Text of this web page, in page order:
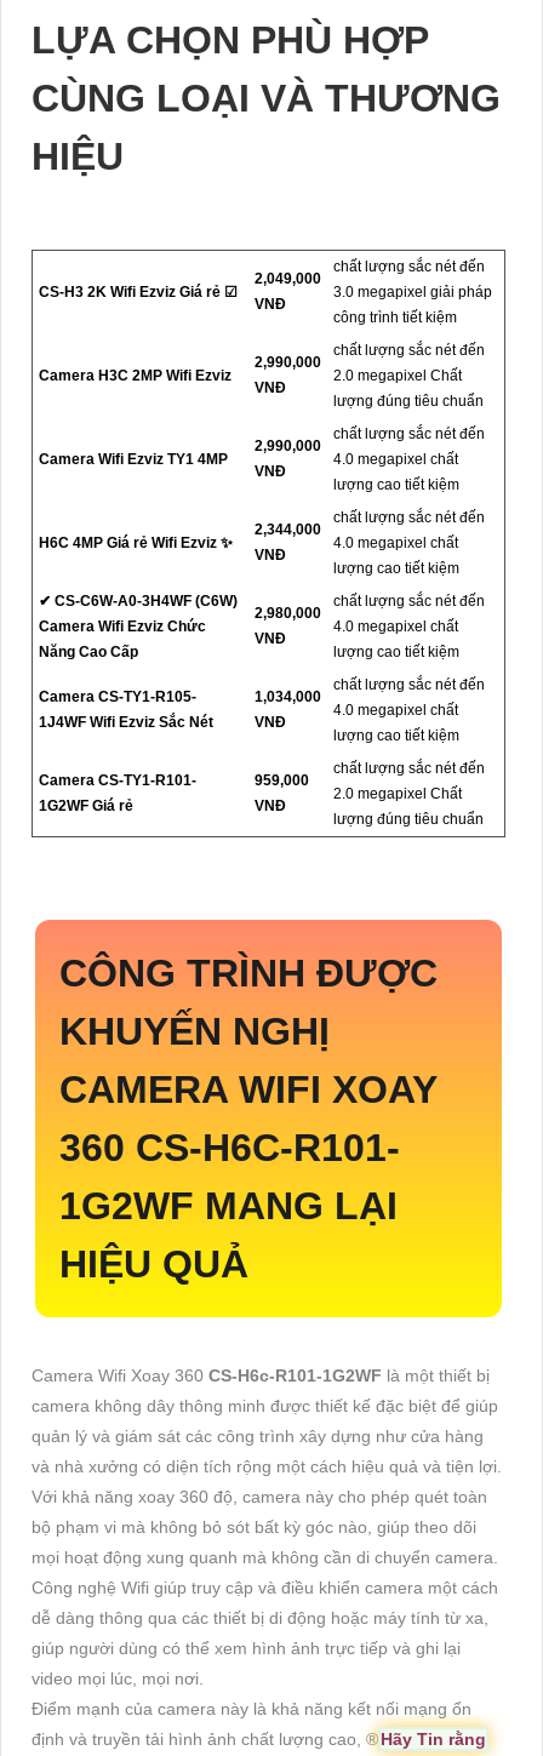
LỰA CHỌN PHÙ HỢP
CÙNG LOẠI VÀ THƯƠNG
HIỆU
CS-H3 2K Wifi Ezviz Giá rẻ ☑
2,049,000
VNĐ
chất lượng sắc nét đến
3.0 megapixel giải pháp
công trình tiết kiệm
Camera H3C 2MP Wifi Ezviz
2,990,000
VNĐ
chất lượng sắc nét đến
2.0 megapixel Chất
lượng đúng tiêu chuẩn
Camera Wifi Ezviz TY1 4MP
2,990,000
VNĐ
chất lượng sắc nét đến
4.0 megapixel chất
lượng cao tiết kiệm
H6C 4MP Giá rẻ Wifi Ezviz ✨
2,344,000
VNĐ
chất lượng sắc nét đến
4.0 megapixel chất
lượng cao tiết kiệm
✔ CS-C6W-A0-3H4WF (C6W)
Camera Wifi Ezviz Chức
Năng Cao Cấp
2,980,000
VNĐ
chất lượng sắc nét đến
4.0 megapixel chất
lượng cao tiết kiệm
Camera CS-TY1-R105-
1J4WF Wifi Ezviz Sắc Nét
1,034,000
VNĐ
chất lượng sắc nét đến
4.0 megapixel chất
lượng cao tiết kiệm
Camera CS-TY1-R101-
1G2WF Giá rẻ
959,000
VNĐ
chất lượng sắc nét đến
2.0 megapixel Chất
lượng đúng tiêu chuẩn
CÔNG TRÌNH ĐƯỢC
KHUYẾN NGHỊ
CAMERA WIFI XOAY
360 CS-H6C-R101-
1G2WF MANG LẠI
HIỆU QUẢ
Camera Wifi Xoay 360 CS-H6c-R101-1G2WF là một thiết bị
camera không dây thông minh được thiết kế đặc biệt để giúp
quản lý và giám sát các công trình xây dựng như cửa hàng
và nhà xưởng có diện tích rộng một cách hiệu quả và tiện lợi.
Với khả năng xoay 360 độ, camera này cho phép quét toàn
bộ phạm vi mà không bỏ sót bất kỳ góc nào, giúp theo dõi
mọi hoạt động xung quanh mà không cần di chuyển camera.
Công nghệ Wifi giúp truy cập và điều khiển camera một cách
dễ dàng thông qua các thiết bị di động hoặc máy tính từ xa,
giúp người dùng có thể xem hình ảnh trực tiếp và ghi lại
video mọi lúc, mọi nơi.
Điểm mạnh của camera này là khả năng kết nối mạng ổn
định và truyền tải hình ảnh chất lượng cao, ®️Hãy Tin rằng